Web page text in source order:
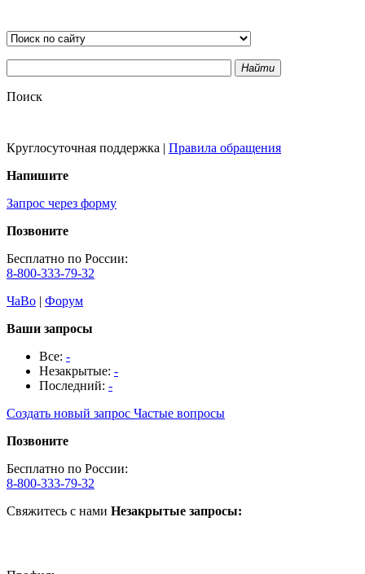
Найти
Поиск
Круглосуточная поддержка | Правила обращения
Напишите
Запрос через форму
Позвоните
Бесплатно по России:
8-800-333-79-32
ЧаВо | Форум
Ваши запросы
Все: -
Незакрытые: -
Последний: -
Создать новый запрос Частые вопросы
Позвоните
Бесплатно по России:
8-800-333-79-32
Свяжитесь с нами Незакрытые запросы: